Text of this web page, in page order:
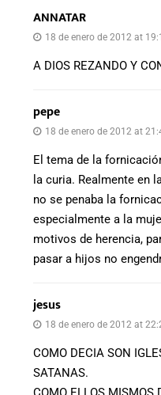
ANNATAR
18 de enero de 2012 at
A DIOS REZANDO Y
pepe
18 de enero de 2012 at
El tema de la
la curia. Realmente en
no se penaba la
especialmente a la
motivos de herencia,
pasar a hijos no
jesus
18 de enero de 2012 at
COMO DECIA SON
SATANAS.